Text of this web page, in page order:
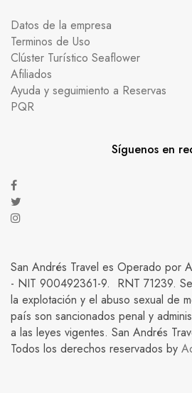
Datos de la empresa
Terminos de Uso
Clúster Turístico Seaflower
Afiliados
Ayuda y seguimiento a Reservas
PQR
Síguenos en
San Andrés Travel es Operado por
- NIT 900492361-9. RNT 71239.
la explotación y el abuso sexual de
país son sancionados penal y
a las leyes vigentes. San Andrés
Todos los derechos reservados by